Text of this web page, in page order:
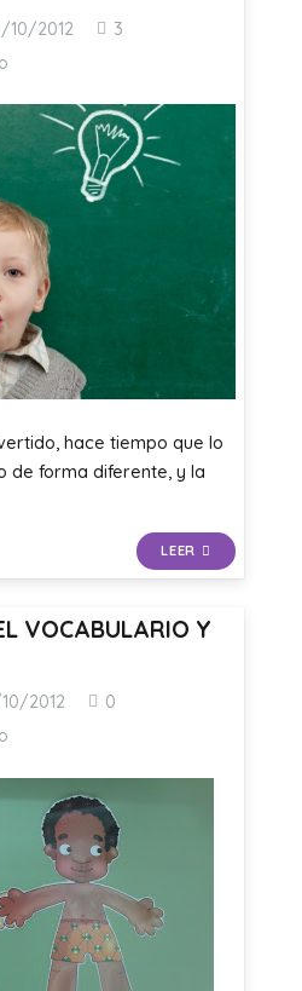
10/2012 3
hace tiempo que lo
de forma diferente, y la
LEER
VOCABULARIO Y
10/2012
0